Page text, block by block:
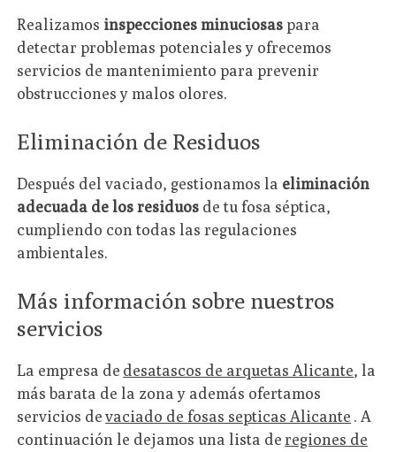
Realizamos inspecciones minuciosaspara
detectar problemas potenciales y ofrecemos
servicios de mantenimiento para prevenir
obstrucciones y malos olores.
Eliminación de Residuos
Después del vaciado, gestionamos la eliminación
adecuada de los residuos de tu fosa séptica,
cumpliendo con todas las regulaciones
ambientales.
Más información sobre nuestros
servicios
La empresa de desatascos de arquetas Alicante, la
más barata de la zona y además ofertamos
servicios devaciado de fosas septicas Alicante . A
continuación le dejamos una lista deregiones de